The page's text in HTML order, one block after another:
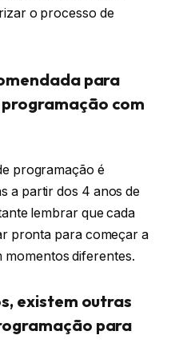
o processo de
para
com
programação é
a partir dos 4 anos de
lembrar que cada
pronta para começar a
diferentes.
existem outras
para